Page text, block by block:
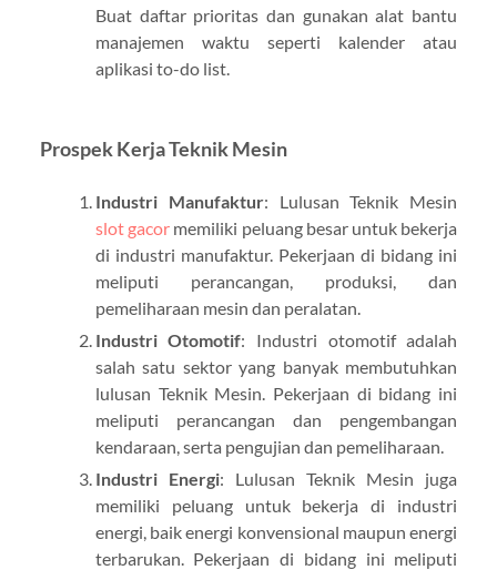
Buat daftar prioritas dan gunakan alat bantu
manajemen waktu seperti kalender atau
aplikasi to-do list.
Prospek Kerja Teknik Mesin
Industri Manufaktur: Lulusan Teknik Mesin
slot gacor memiliki peluang besar untuk bekerja
di industri manufaktur. Pekerjaan di bidang ini
meliputi perancangan, produksi, dan
pemeliharaan mesin dan peralatan.
Industri Otomotif: Industri otomotif adalah
salah satu sektor yang banyak membutuhkan
lulusan Teknik Mesin. Pekerjaan di bidang ini
meliputi perancangan dan pengembangan
kendaraan, serta pengujian dan pemeliharaan.
Industri Energi: Lulusan Teknik Mesin juga
memiliki peluang untuk bekerja di industri
energi, baik energi konvensional maupun energi
terbarukan. Pekerjaan di bidang ini meliputi